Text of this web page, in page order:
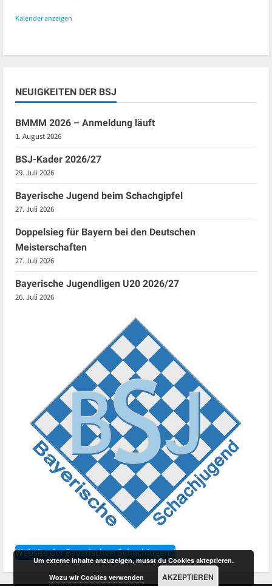
Kalender anzeigen
NEUIGKEITEN DER BSJ
BMMM 2026 – Anmeldung läuft
1. August 2026
BSJ-Kader 2026/27
29. Juli 2026
Bayerische Jugend beim Schachgipfel
27. Juli 2026
Doppelsieg für Bayern bei den Deutschen
Meisterschaften
27. Juli 2026
Bayerische Jugendligen U20 2026/27
26. Juli 2026
Website der Bayerischen Schachjugend
Um externe Inhalte anzuzeigen, musst du Cookies akteptieren.
Wozu wir Cookies verwenden
AKZEPTIEREN